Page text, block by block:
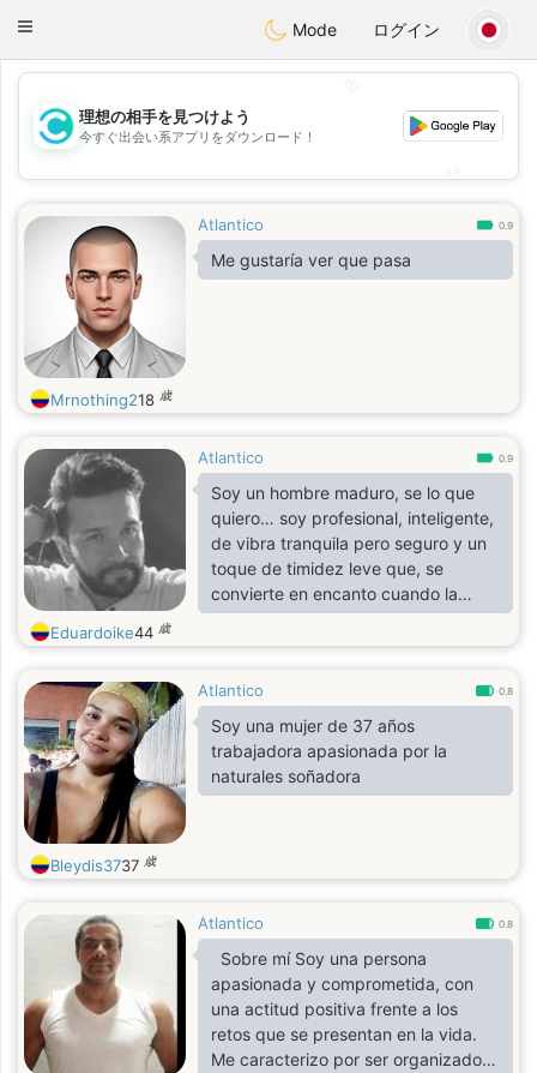
olombiaCitas
Toggle
Mode ログイン
💖
💕
理想の相手を見つけよう
今すぐ出会い系アプリをダウンロード！
Atlantico 0.9
Me gustaría ver que pasa
Mrnothing218 歳
Atlantico 0.9
Soy un hombre maduro, se lo que
quiero… soy profesional, inteligente,
de vibra tranquila pero seguro y un
toque de timidez leve que, se
convierte en encanto cuando la
conversación empieza a fluir. Busco
una mujer auténtica, segura de sí,
más que mil palabras. No juegos No
perder el tiempo. Charlas naturales,
complicidad sin prisa y química
inesperada cuando todo encaja,
siempre sumo y resuelvo 😎 si te
Eduardoike44 歳
Atlantico 0.8
Soy una mujer de 37 años
trabajadora apasionada por la
naturales soñadora
Bleydis3737 歳
Atlantico 0.8
Sobre mí Soy una persona
apasionada y comprometida, con
una actitud positiva frente a los
retos que se presentan en la vida.
Me caracterizo por ser organizado y